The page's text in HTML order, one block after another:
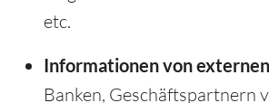
etc.
Informationen von
Banken, Geschäftspartnern